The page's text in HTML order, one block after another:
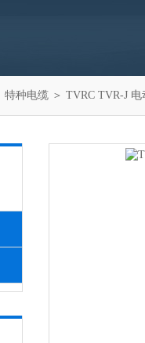
特种电缆 ＞ TVRC TVR-J